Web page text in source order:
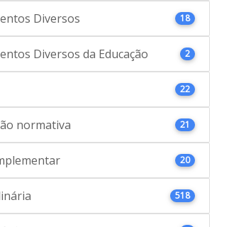
Diversos 18
Diversos da Educação 2
22
normativa 21
20
518